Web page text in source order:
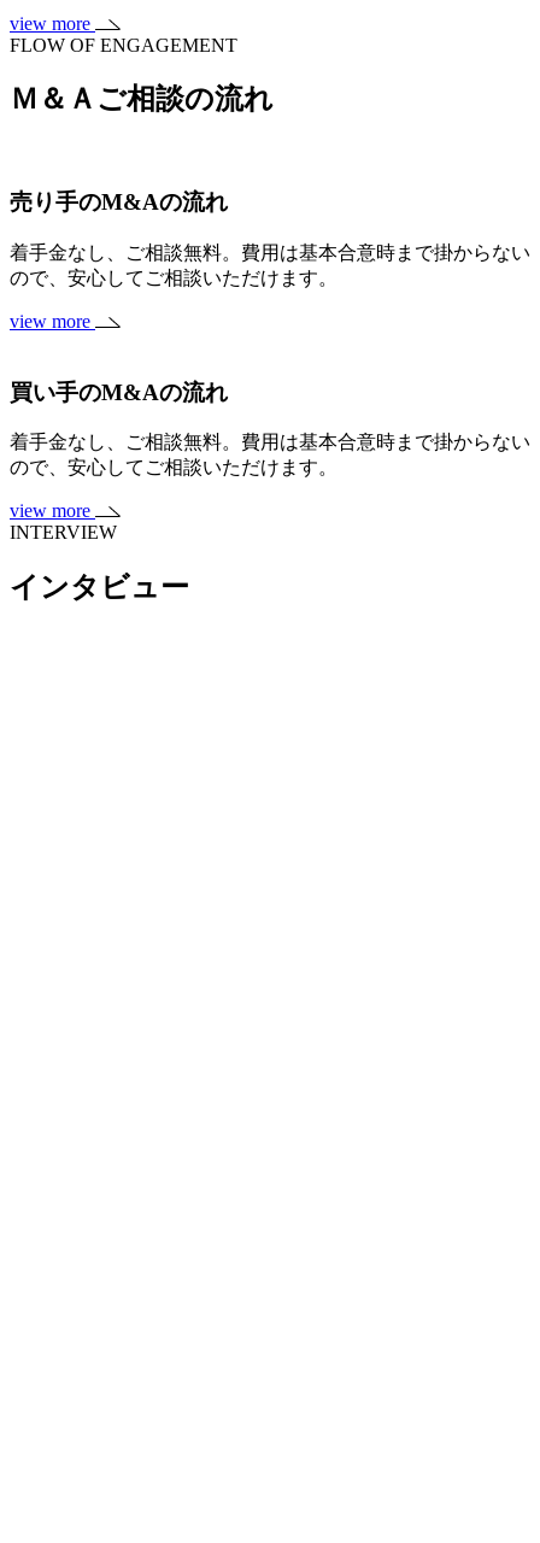
view more
FLOW OF ENGAGEMENT
Ｍ＆Ａご相談の流れ
売り手のM&Aの流れ
着手金なし、ご相談無料。費用は基本合意時まで掛からない
ので、安心してご相談いただけます。
view more
買い手のM&Aの流れ
着手金なし、ご相談無料。費用は基本合意時まで掛からない
ので、安心してご相談いただけます。
view more
INTERVIEW
インタビュー